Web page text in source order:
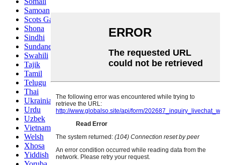
Samoan
Scots Gaelic
Shona
Sindhi
Sundanese
Swahili
Tajik
Tamil
Telugu
Thai
Ukrainian
Urdu
Uzbek
Vietnamese
Welsh
Xhosa
Yiddish